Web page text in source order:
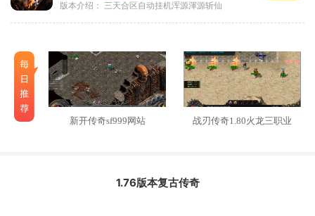
版本介绍：
三天合区自动挂机浑源渾源斩仙
新开传奇sf999网站 战刃传奇1.80火龙三职业
1.76版本复古传奇